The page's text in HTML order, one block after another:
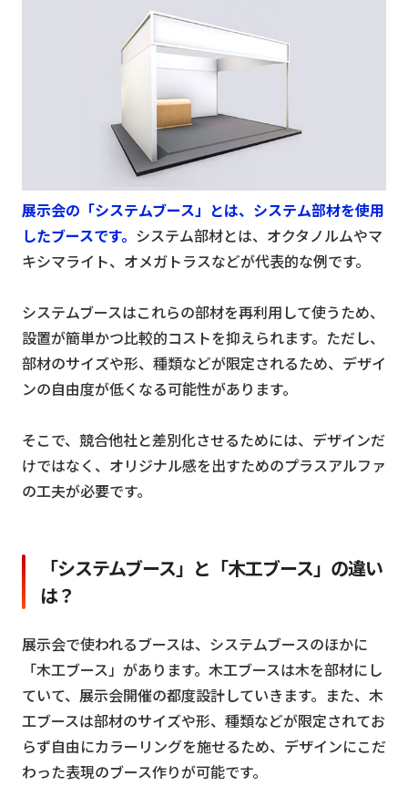
展示会の「システムブース」とは、システム部材を使用
したブースです。 システム部材とは、オクタノルムやマ
キシマライト、オメガトラスなどが代表的な例です。
システムブースはこれらの部材を再利用して使うため、
設置が簡単かつ比較的コストを抑えられます。ただし、
部材のサイズや形、種類などが限定されるため、デザイ
ンの自由度が低くなる可能性があります。
そこで、競合他社と差別化させるためには、デザインだ
けではなく、オリジナル感を出すためのプラスアルファ
の工夫が必要です。
「システムブース」と「木工ブース」の違い
は？
展示会で使われるブースは、システムブースのほかに
「木工ブース」があります。木工ブースは木を部材にし
ていて、展示会開催の都度設計していきます。また、木
工ブースは部材のサイズや形、種類などが限定されてお
らず自由にカラーリングを施せるため、デザインにこだ
わった表現のブース作りが可能です。